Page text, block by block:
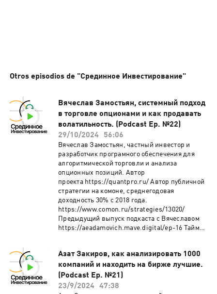
Otros episodios de "Срединное Инвестирование"
Вячеслав Замостьян, системный подход
в торговле опционами и как продавать
волатильность. (Podcast Ep. №22)
29/10/2024
56:06
Вячеслав Замостьян, частный инвестор и
разработчик програмного обеспечения для
алгоритмической торговли и анализа
опционных позиций. Автор
проекта https://quantpro.ru/ Автор публичной
стратегии на комоне, среднегодовая
доходность 30% с 2018 года.
https://www.comon.ru/strategies/13020/
Предыдущий выпуск подкаста с Вячеславом
https://aeadamovich.mave.digital/ep-16 Тайм-
опционные стратегии, когда трендовые
подходы не работают. 12:10 Какие проблемы
возникают при изучение торговли опционами.
18:44 Какие преимущества в торговле
опционами, зачем их изучать и использовать в
Азат Закиров, как анализировать 1000
компаний и находить на бирже лучшие.
(Podcast Ep. №21)
23/9/2024
47:38